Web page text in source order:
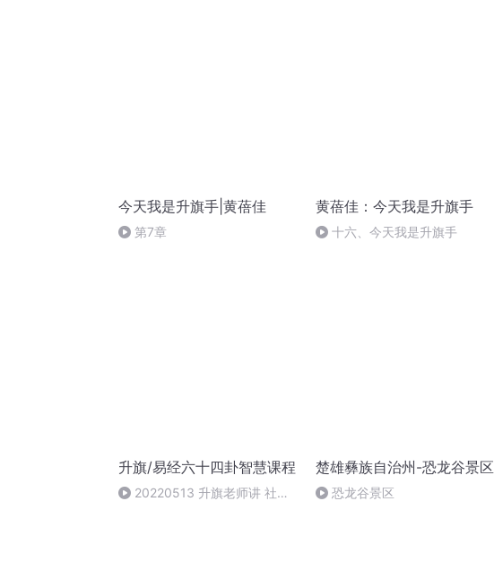
今天我是升旗手|黄蓓佳
第7章
黄蓓佳：今天我是升旗手
十六、今天我是升旗手
升旗/易经六十四卦智慧课程
20220513 升旗老师讲 社会
楚雄彝族自治州-恐龙谷景区
恐龙谷景区